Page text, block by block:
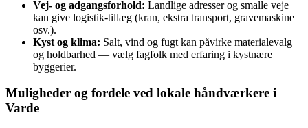
Vej- og adgangsforhold: Landlige adresser og smalle veje
kan give logistik‑tillæg (kran, ekstra transport, gravemaskine
osv.).
Kyst og klima: Salt, vind og fugt kan påvirke materialevalg
og holdbarhed — vælg fagfolk med erfaring i kystnære
byggerier.
Muligheder og fordele ved lokale håndværkere i
Varde